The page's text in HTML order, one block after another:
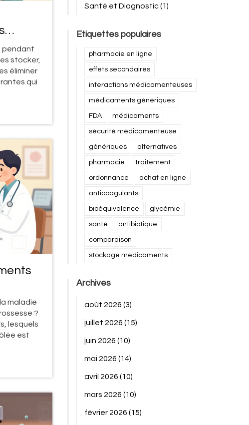
pendant
stocker,
éliminer
qui
maladie
?
lesquels
est
Santé et Diagnostic(1)
Etiquettes populaires
pharmacie en ligne
effets secondaires
interactions médicamenteuses
médicaments génériques
FDA médicaments
sécurité médicamenteuse
génériques alternatives
pharmacie traitement
ordonnance achat en ligne
anticoagulants
bioéquivalence glycémie
santé antibiotique
comparaison
stockage médicaments
Archives
août 2026 (3)
juillet 2026 (15)
juin 2026 (10)
mai 2026 (14)
avril 2026 (10)
mars 2026 (10)
février 2026 (15)